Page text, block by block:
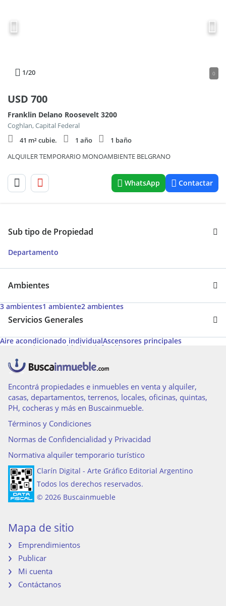
1/20 0
USD 700
Franklin Delano Roosevelt 3200
Coghlan, Capital Federal
41 m² cubie.
1 año
1 baño
ALQUILER TEMPORARIO MONOAMBIENTE BELGRANO
WhatsApp Contactar
Sub tipo de Propiedad
Departamento
Ambientes
3 ambientes1 ambiente2 ambientes
Servicios Generales
Aire acondicionado individualAscensores principales
Agua corriente Amoblado Calefacción
Encontrá propiedades e inmuebles en venta y alquiler,
casas, departamentos, terrenos, locales, oficinas, quintas,
PH, cocheras y más en Buscainmueble.
Términos y Condiciones
Normas de Confidencialidad y Privacidad
Normativa alquiler temporario turístico
Clarín Digital - Arte Gráfico Editorial Argentino
Todos los derechos reservados.
© 2026 Buscainmueble
Mapa de sitio
Emprendimientos
Publicar
Mi cuenta
Contáctanos